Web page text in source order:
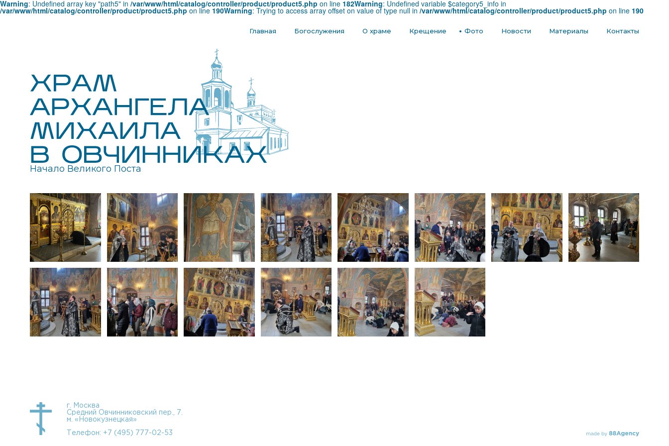
Warning: Undefined array key "path5" in /var/www/html/catalog/controller/product/product5.php on line 182Warning: Undefined variable $category5_info in
/var/www/html/catalog/controller/product/product5.php on line 190Warning: Trying to access array offset on value of type null in /var/www/html/catalog/controller/product/product5.php on line 190
Главная Богослужения О храме Крещение Фото Новости Материалы Контакты
Начало Великого Поста
г. Москва
Средний Овчинниковский пер., 7.
м. «Новокузнецкая»
Телефон: +7 (495) 777-02-53